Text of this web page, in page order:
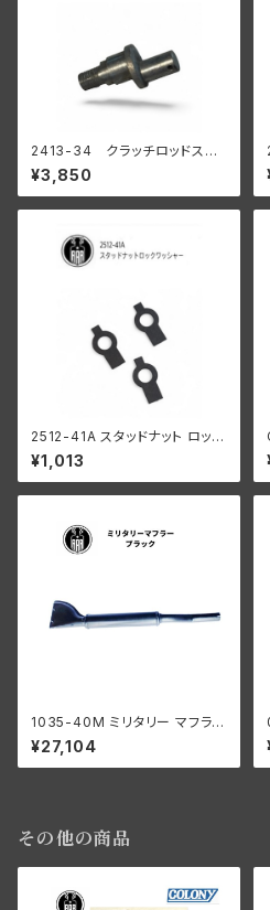
2413-34 クラッチロッドスタ
ッド 1934-37 R WL
陸王
¥3,850
2512-41A スタッドナット ロック
ワッシャー 3個入
¥1,013
1035-40M ミリタリー マフラー
ブラック
¥27,104
その他の商品